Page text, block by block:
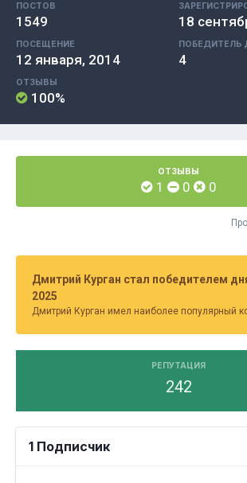
ПОСТОВ
1549 18
ПОСЕЩЕНИЕ
12 января, 2014
ПОБЕДИТЕЛЬ
4
ОТЗЫВЫ
100%
ОТЗЫВЫ
1 0 0
Дмитрий Курган стал победителем
2025
Дмитрий Курган имел наиболее популярный
РЕПУТАЦИЯ
242
1 Подписчик